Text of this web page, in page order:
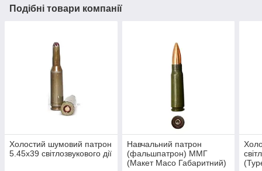
Подібні товари компанії
Холостий шумовий патрон
5.45х39 світлозвукового дії
Навчальний патрон
(фальшпатрон) ММГ
(Макет Масо Габаритний)